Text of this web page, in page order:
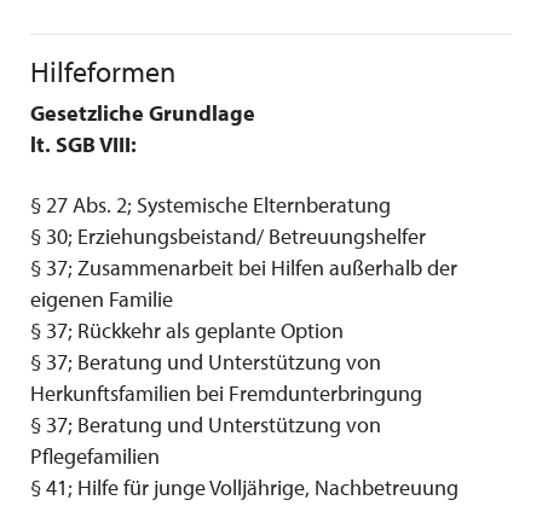
Hilfeformen
Gesetzliche Grundlage
lt. SGB VIII:
§ 27 Abs. 2; Systemische Elternberatung
§ 30; Erziehungsbeistand/ Betreuungshelfer
§ 37; Zusammenarbeit bei Hilfen außerhalb der
eigenen Familie
§ 37; Rückkehr als geplante Option
§ 37; Beratung und Unterstützung von
Herkunftsfamilien bei Fremdunterbringung
§ 37; Beratung und Unterstützung von
Pflegefamilien
§ 41; Hilfe für junge Volljährige, Nachbetreuung